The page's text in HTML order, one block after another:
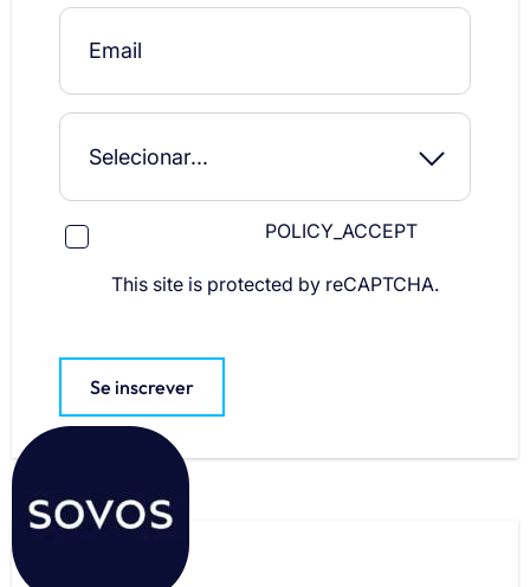
POLICY_ACCEPT
This site is protected by reCAPTCHA.
Se inscrever